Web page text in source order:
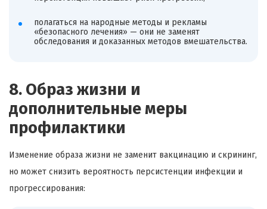
полагаться на народные методы и рекламы
«безопасного лечения» — они не заменят
обследования и доказанных методов вмешательства.
8. Образ жизни и
дополнительные меры
профилактики
Изменение образа жизни не заменит вакцинацию и скрининг,
но может снизить вероятность персистенции инфекции и
прогрессирования: